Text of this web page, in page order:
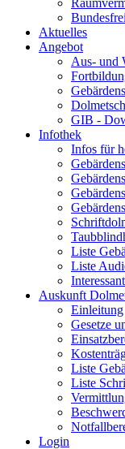
Aktuelles
Angebot
Aus- und
GIB -
Infothek
Infos für
Liste
Liste
Auskunft
Einleitung
Gesetze
Liste
Liste
Login